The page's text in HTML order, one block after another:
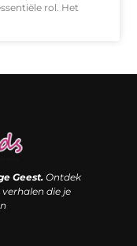
rol. Het
Geest. Ontdek
die je